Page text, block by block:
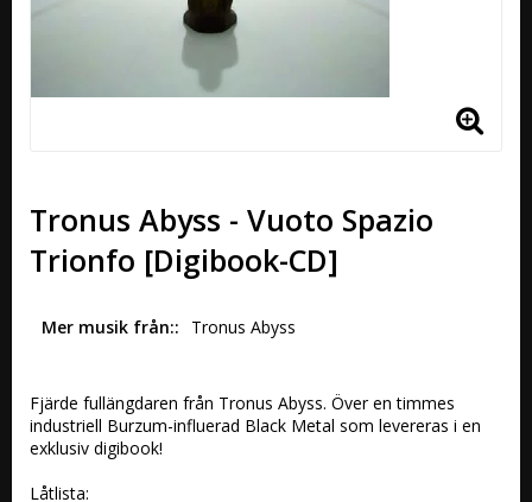
Tronus Abyss - Vuoto Spazio
Trionfo [Digibook-CD]
Mer musik från: Tronus Abyss
Fjärde fullängdaren från Tronus Abyss. Över en timmes
industriell Burzum-influerad Black Metal som levereras i en
exklusiv digibook!
Låtlista: